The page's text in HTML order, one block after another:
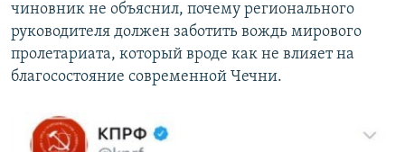
чиновник не объяснил, почему регионального
руководителя должен заботить вождь мирового
пролетариата, который вроде как не влияет на
благосостояние современной Чечни.